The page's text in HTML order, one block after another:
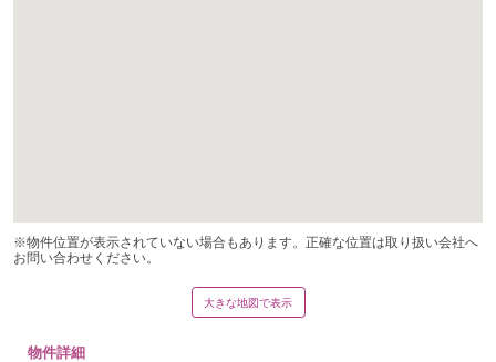
※物件位置が表示されていない場合もあります。正確な位置は取り扱い会社へ
お問い合わせください。
大きな地図で表示
物件詳細